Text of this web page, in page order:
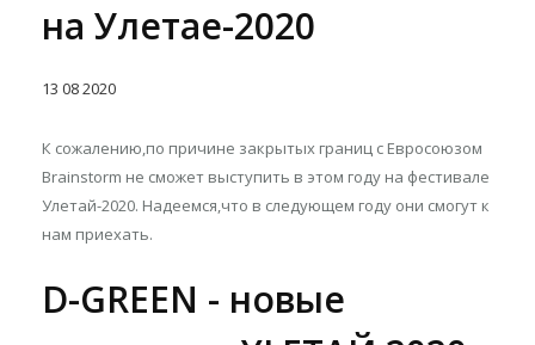
на Улетае-2020
13 082020
К сожалению,по причине закрытых границ с Евросоюзом
Brainstorm не сможет выступить в этом году на фестивале
Улетай-2020. Надеемся,что в следующем году они смогут к
нам приехать.
D-GREEN - новые